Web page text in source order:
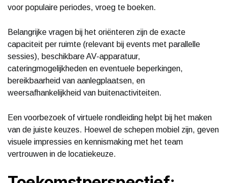
voor populaire periodes, vroeg te boeken.
Belangrijke vragen bij het oriënteren zijn de exacte
capaciteit per ruimte (relevant bij events met parallelle
sessies), beschikbare AV-apparatuur,
cateringmogelijkheden en eventuele beperkingen,
bereikbaarheid van aanlegplaatsen, en
weersafhankelijkheid van buitenactiviteiten.
Een voorbezoek of virtuele rondleiding helpt bij het maken
van de juiste keuzes. Hoewel de schepen mobiel zijn, geven
visuele impressies en kennismaking met het team
vertrouwen in de locatiekeuze.